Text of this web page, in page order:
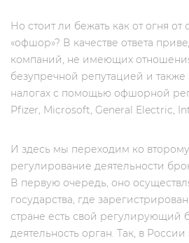
Но стоит ли бежать как от огня
«офшор»? В качестве ответа
компаний, не имеющих
безупречной репутацией и
налогах с помощью офшорной
Pfizer, Microsoft, General Electric,
И здесь мы переходим ко второму
регулирование деятельности
В первую очередь, оно
государства, где
стране есть свой регулирующий
деятельность орган. Так, в